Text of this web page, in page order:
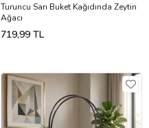
Turuncu Sarı Buket Kağıdında Zeytin
Ağacı
719,99 TL